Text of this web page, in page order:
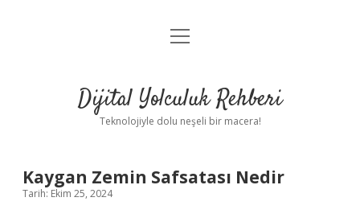
Anasayfa
Yasal Uyarı
menüyü
Dijital Yolculuk Rehberi
Teknolojiyle dolu neşeli bir macera!
Kaygan Zemin Safsatası Nedir
Tarih: Ekim 25, 2024